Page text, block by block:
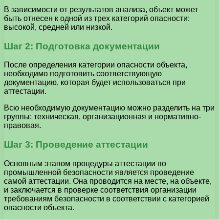
В зависимости от результатов анализа, объект может
быть отнесен к одной из трех категорий опасности:
высокой, средней или низкой.
Шаг 2: Подготовка документации
После определения категории опасности объекта,
необходимо подготовить соответствующую
документацию, которая будет использоваться при
аттестации.
Всю необходимую документацию можно разделить на три
группы: техническая, организационная и нормативно-
правовая.
Шаг 3: Проведение аттестации
Основным этапом процедуры аттестации по
промышленной безопасности является проведение
самой аттестации. Она проводится на месте, на объекте,
и заключается в проверке соответствия организации
требованиям безопасности в соответствии с категорией
опасности объекта.